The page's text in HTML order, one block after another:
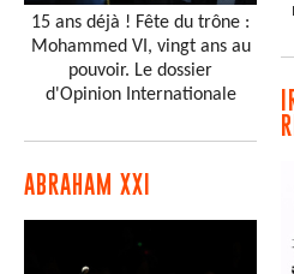
15 ans déjà ! Fête du trône :
Mohammed VI, vingt ans au
pouvoir. Le dossier
d'Opinion Internationale
ABRAHAM XXI